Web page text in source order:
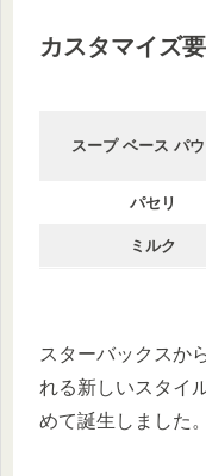
カスタマイズ
スープ ベース パ
パセリ
ミルク
スターバックスか
れる新しいスタイ
めて誕生しました。